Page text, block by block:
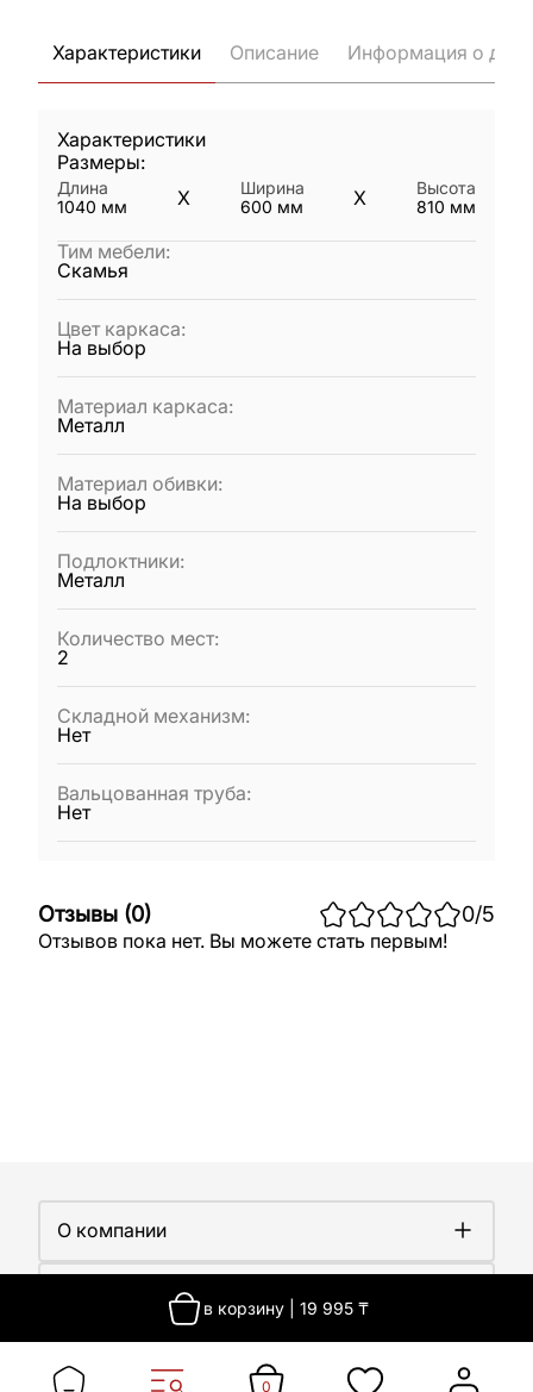
в корзину| 19 995₸
Характеристики Описание Информация о
Характеристики
Размеры:
Длина
1040 мм X
Ширина
600 мм X
Высота
810 мм
Тим мебели:
Скамья
Цвет каркаса:
На выбор
Материал каркаса:
Металл
Материал обивки:
На выбор
Подлоктники:
Металл
Количество мест:
2
Складной механизм:
Нет
Вальцованная труба:
Нет
Отзывы (0) 0/5
Отзывов пока нет. Вы можете стать первым!
О компании
О компании
Новости
Контакты
Покупателям
Гарантия
0